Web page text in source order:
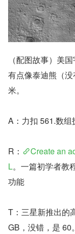
（配图故事）美
有点像泰迪熊（
米。
A：力扣 561.数组
R：
Create an
L。一篇初学者教
功能
T：三星新推出的
GB，没错，是 60